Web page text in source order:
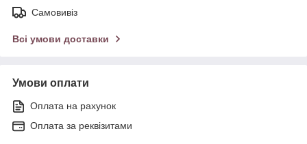
Самовивіз
Всі умови доставки
Умови оплати
Оплата на рахунок
Оплата за реквізитами